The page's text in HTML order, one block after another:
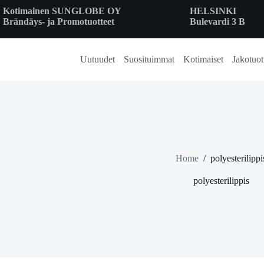
to
content
Kotimainen SUNGLOBE OY
Brändäys- ja Promotuotteet
HELSINKI
Bulevardi 3 B
Uutuudet Suosituimmat Kotimaiset
Home /
polyesterilippis